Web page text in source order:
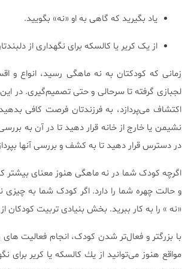
یاد بگیرید که گاهی به او «نه» بگویید.
از یک کریر یا کالسکه برای نگهداری از
زمانی که کودکتان به نه ماهگی رسید، انواع و
لجبازی گرفته تا سرحالی و حتی تصمیم‌گیری. در
اکتشاف می‌پردازد، به فرزندتان فرصت کافی
نشیمن یا خارج از خانه قرار دهید تا در آن به
در دسترس قرار دهید تا به کشف و بررسی آنها
اگرچه کودک شما در نه ماهگی هنوز معنای بیشتر
و حالت چهره شما را دارد. اگر کودک شما به
«نه » را به کار ببرید. بخش بنیادی تربیت
با بزرگتر و فعال‌تر شدن کودک، انجام فعالیت های
مواقع هنوز می‌توانید از یك کالسکه یا کریر برای